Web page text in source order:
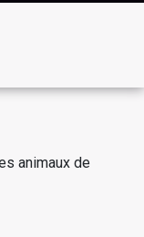
animaux de